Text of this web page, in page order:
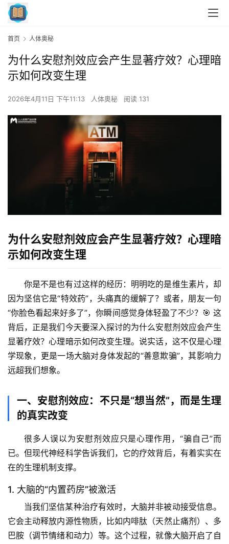
首页 人体奥秘
为什么安慰剂效应会产生显著疗效？心理暗
示如何改变生理
2026年4月11日 下午11:13 人体奥秘 阅读 131
为什么安慰剂效应会产生显著疗效？心理暗
示如何改变生理
你是不是也有过这样的经历：明明吃的是维生素片，却
因为坚信它是“特效药”，头痛真的缓解了？或者，朋友一句
“你脸色看起来好多了”，你瞬间感觉身体轻盈了不少？🎯 这
背后，正是我们今天要深入探讨的为什么安慰剂效应会产生
显著疗效？心理暗示如何改变生理。说实话，这不仅是心理
学现象，更是一场大脑对身体发起的“善意欺骗”，其影响力
远超我们想象。
一、安慰剂效应：不只是“想当然”，而是生理
的真实改变
很多人误以为安慰剂效应只是心理作用，“骗自己”而
已。但现代神经科学告诉我们，它的疗效背后，有着实实在
在的生理机制支撑。
1. 大脑的“内置药房”被激活
当我们坚信某种治疗有效时，大脑并非被动接受信息。
它会主动释放内源性物质，比如内啡肽（天然止痛剂）、多
巴胺（调节情绪和动力）等。这个过程，就像大脑开启了自